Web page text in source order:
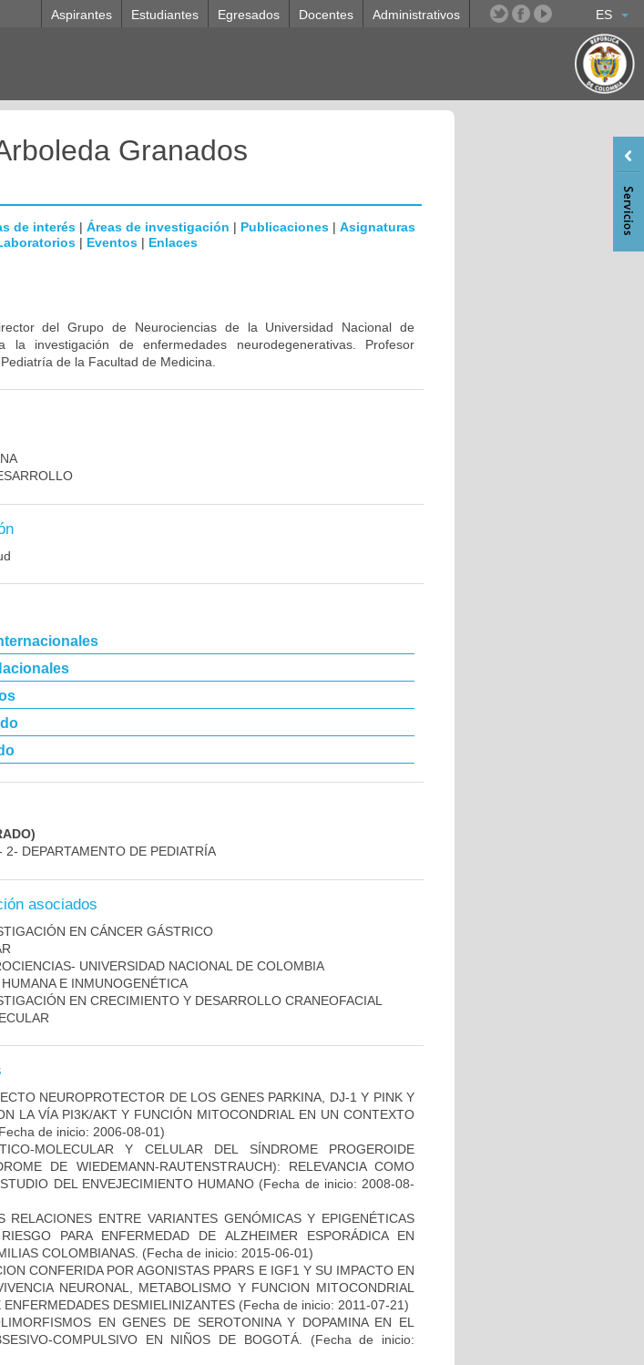
ES
Aspirantes Estudiantes Egresados Docentes Administrativos
Granados
de interés | Áreas de investigación | Publicaciones | Asignaturas
| Eventos | Enlaces
del Grupo de Neurociencias de la Universidad Nacional de
la investigación de enfermedades neurodegenerativas. Profesor
de la Facultad de Medicina.
DEPARTAMENTO DE PEDIATRÍA
asociados
EN CÁNCER GÁSTRICO
UNIVERSIDAD NACIONAL DE COLOMBIA
E INMUNOGENÉTICA
EN CRECIMIENTO Y DESARROLLO CRANEOFACIAL
NEUROPROTECTOR DE LOS GENES PARKINA, DJ-1 Y PINK Y
LA VÍA PI3K/AKT Y FUNCIÓN MITOCONDRIAL EN UN CONTEXTO
de inicio: 2006-08-01)
MOLECULAR Y CELULAR DEL SÍNDROME PROGEROIDE
DE WIEDEMANN-RAUTENSTRAUCH): RELEVANCIA COMO
DEL ENVEJECIMIENTO HUMANO (Fecha de inicio: 2008-08-
RELACIONES ENTRE VARIANTES GENÓMICAS Y EPIGENÉTICAS
PARA ENFERMEDAD DE ALZHEIMER ESPORÁDICA EN
COLOMBIANAS. (Fecha de inicio: 2015-06-01)
CONFERIDA POR AGONISTAS PPARS E IGF1 Y SU IMPACTO EN
NEURONAL, METABOLISMO Y FUNCION MITOCONDRIAL
ENFERMEDADES DESMIELINIZANTES (Fecha de inicio: 2011-07-21)
EN GENES DE SEROTONINA Y DOPAMINA EN EL
COMPULSIVO EN NIÑOS DE BOGOTÁ.
(Fecha de inicio: